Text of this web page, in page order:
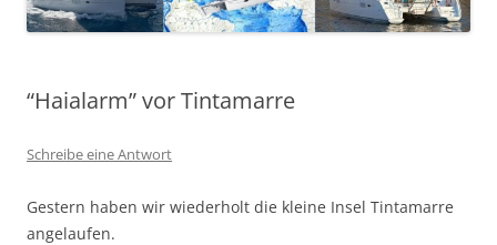
“Haialarm” vor Tintamarre
Schreibe eine Antwort
Gestern haben wir wiederholt die kleine Insel Tintamarre
angelaufen.